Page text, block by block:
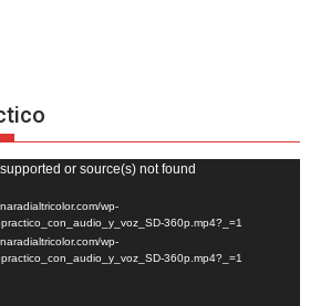
or source(s) not found
wp-
360p.mp4?_=1
wp-
360p.mp4?_=1